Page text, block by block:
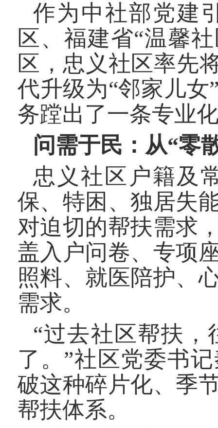
作为中社部党建
区、福建省“温馨
区，忠义社区率先
代升级为“邻家儿
务蹚出了一条专业
问需于民：从“零
忠义社区户籍及
保、特困、独居失
对迫切的帮扶需求
盖入户问卷、专项
照料、就医陪护、
需求。
“过去社区帮扶
了。”社区党委书
破这种碎片化、季
帮扶体系。